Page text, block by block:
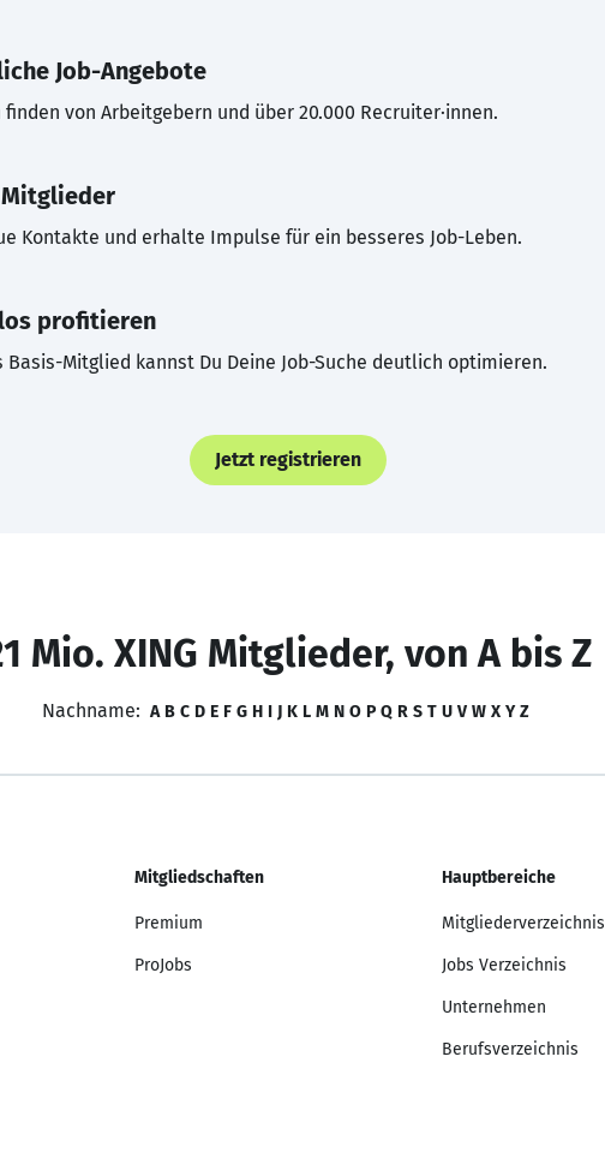
Job-Angebote
finden von Arbeitgebern und über 20.000 Recruiter·innen.
Mitglieder
Kontakte und erhalte Impulse für ein besseres Job-Leben.
profitieren
Basis-Mitglied kannst Du Deine Job-Suche deutlich optimieren.
Jetzt registrieren
Mio. XING Mitglieder, von A bis Z
Nachname: A B C D E F G H I J K L M N O P Q R S T U V W X Y Z
Mitgliedschaften
Premium
ProJobs
Hauptbereiche
Mitgliederverzeichnis
Jobs Verzeichnis
Unternehmen
Berufsverzeichnis